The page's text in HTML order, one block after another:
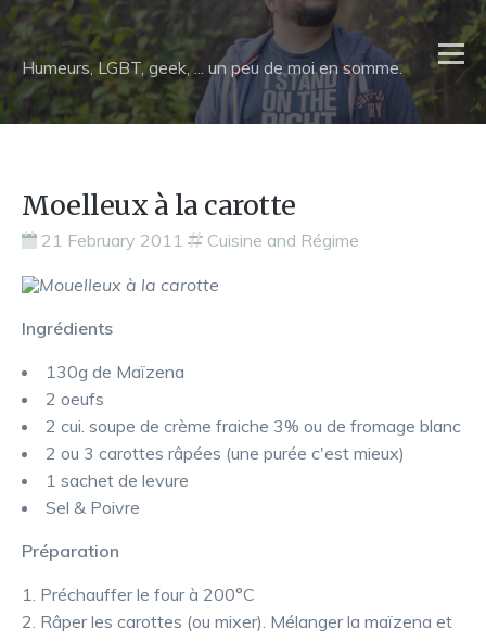
Humeurs, LGBT, geek, ... un peu de moi en somme.
Moelleux à la carotte
21 February 2011 Cuisine and Régime
Ingrédients
130g de Maïzena
2 oeufs
2 cui. soupe de crème fraiche 3% ou de fromage blanc
2 ou 3 carottes râpées (une purée c'est mieux)
1 sachet de levure
Sel & Poivre
Préparation
Préchauffer le four à 200°C
Râper les carottes (ou mixer). Mélanger la maïzena et